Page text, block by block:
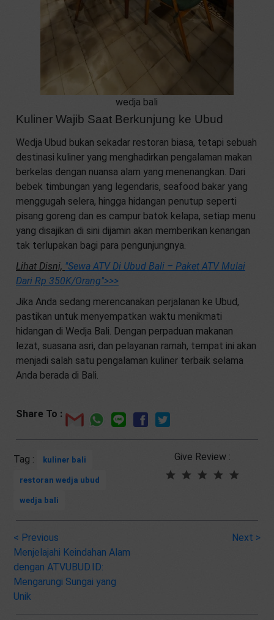
wedja bali
Kuliner Wajib Saat Berkunjung ke Ubud
Wedja Ubud bukan sekadar restoran biasa, tetapi sebuah
destinasi kuliner yang menghadirkan pengalaman makan
berkelas dengan nuansa alam yang menenangkan. Dari
bebek timbungan yang legendaris, seafood bakar yang
menggugah selera, hingga hidangan penutup seperti
pisang goreng dan es campur batok kelapa, setiap menu
yang disajikan di sini dijamin akan memberikan kenangan
tak terlupakan bagi para pengunjungnya.
Lihat Disni, "Sewa ATV Di Ubud Bali – Paket ATV Mulai
Dari Rp 350K/Orang">>>
Jika Anda sedang merencanakan perjalanan ke Ubud,
pastikan untuk menyempatkan waktu menikmati
hidangan di Wedja Bali. Dengan perpaduan makanan
lezat, suasana asri, dan pelayanan ramah, tempat ini akan
menjadi salah satu pengalaman kuliner terbaik selama
Anda berada di Bali.
Share To :
Tag : kuliner bali
restoran wedja ubud
wedja bali
Give Review :
< Previous
Menjelajahi Keindahan Alam
dengan ATVUBUD.ID:
Mengarungi Sungai yang
Unik
Next >